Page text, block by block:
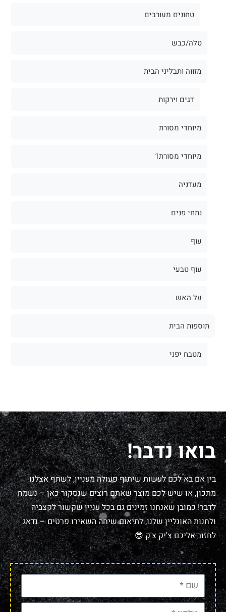
טחונים מעורבים
טלה/כבש
מזווה ותבליני הבית
דגים וירקות
מיוחדי מסורת
מיוחדי מסורת1
מעדניה
נתחי פנים
עוף
עוף טבעי
על האש
תוספות הבית
מטבח יפני
בואו נדבר!
בין אם בא לכם לעשות שיתוף פעולה מעניין, לשתף אצלנו
מתכון, או שיש לכם מוצר שאתם רוצים שנסקור כאן – נשמח
לדבר! כמובן שאנחנו זמינים גם בכל עניין שקשור לקצביה
ולחנות האונליין שלנו, לתיאום שיחה השאירו פרטים – נדאג
לחזור אליכם צ'יק צ'ק 😎